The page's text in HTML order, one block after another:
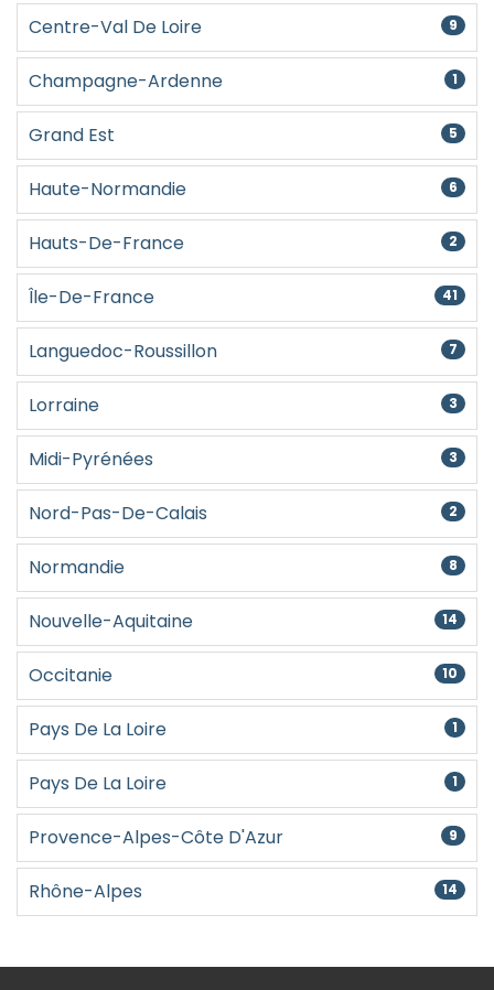
Centre-Val De Loire 9
Champagne-Ardenne 1
Grand Est 5
Haute-Normandie 6
Hauts-De-France 2
Île-De-France 41
Languedoc-Roussillon 7
Lorraine 3
Midi-Pyrénées 3
Nord-Pas-De-Calais 2
Normandie 8
Nouvelle-Aquitaine 14
Occitanie 10
Pays De La Loire 1
Pays De La Loire 1
Provence-Alpes-Côte D'Azur 9
Rhône-Alpes 14